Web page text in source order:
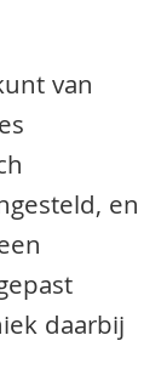
van
en
daarbij